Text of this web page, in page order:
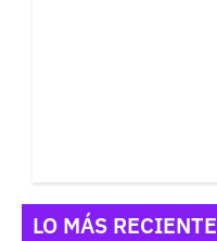
LO MÁS RECIENTE